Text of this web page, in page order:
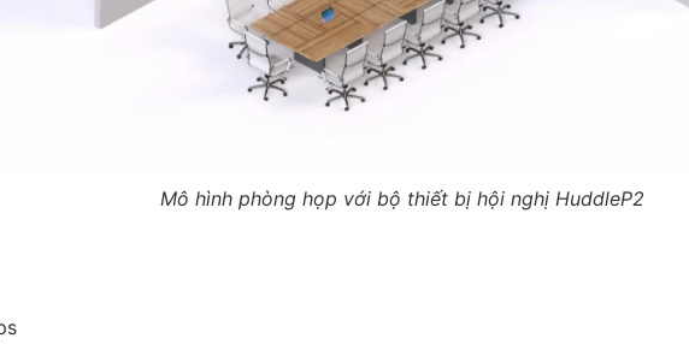
Mô hình phòng họp với bộ thiết bị hội nghị HuddleP2